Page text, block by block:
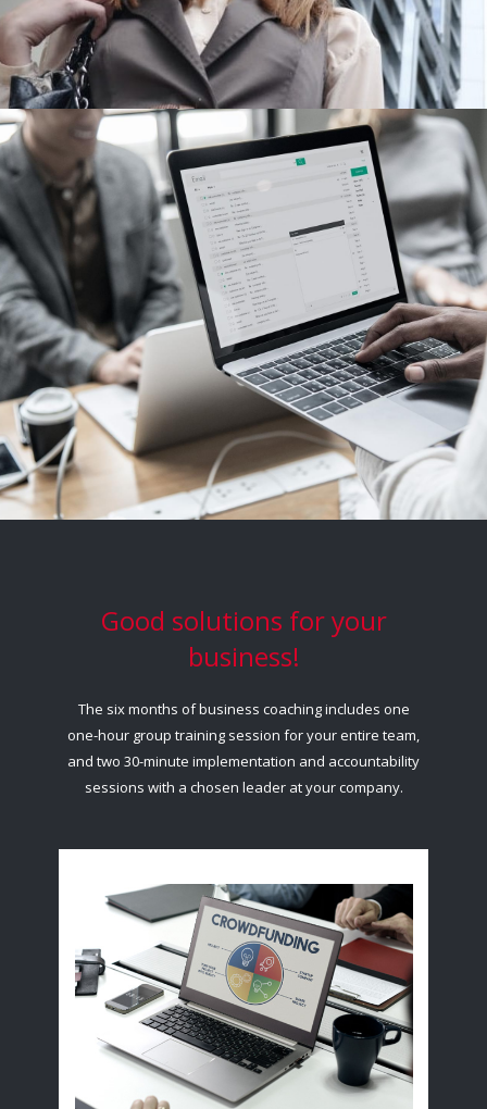
Good solutions for your
business!
The six months of business coaching includes one
one-hour group training session for your entire team,
and two 30-minute implementation and accountability
sessions with a chosen leader at your company.